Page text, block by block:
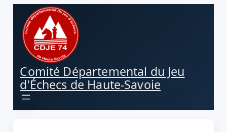
contenu
Comité Départemental du Jeu
d'Échecs de Haute-Savoie